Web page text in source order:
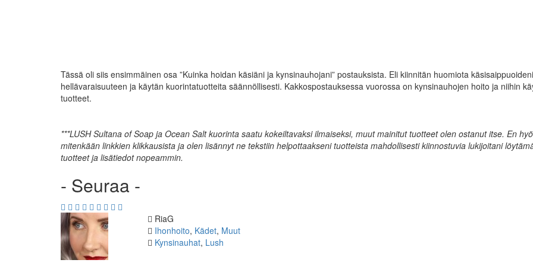
Tässä oli siis ensimmäinen osa ”Kuinka hoidan käsiäni ja kynsinauhojani” postauksista. Eli kiinnitän huomiota käsisaippuoideni
hellävaraisuuteen ja käytän kuorintatuotteita säännöllisesti. Kakkospostauksessa vuorossa on kynsinauhojen hoito ja niihin
tuotteet.
***LUSH Sultana of Soap ja Ocean Salt kuorinta saatu kokeiltavaksi ilmaiseksi, muut mainitut tuotteet olen ostanut itse. En
mitenkään linkkien klikkausista ja olen lisännyt ne tekstiin helpottaakseni tuotteista mahdollisesti kiinnostuvia lukijoitani
tuotteet ja lisätiedot nopeammin.
- Seuraa -
Kirjoittaja
RiaG
Kategoriat
Ihonhoito, Kädet, Muut
Avainsanat
Kynsinauhat, Lush